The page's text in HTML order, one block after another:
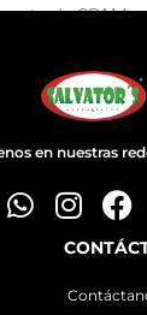
de SPAM
en nuestras